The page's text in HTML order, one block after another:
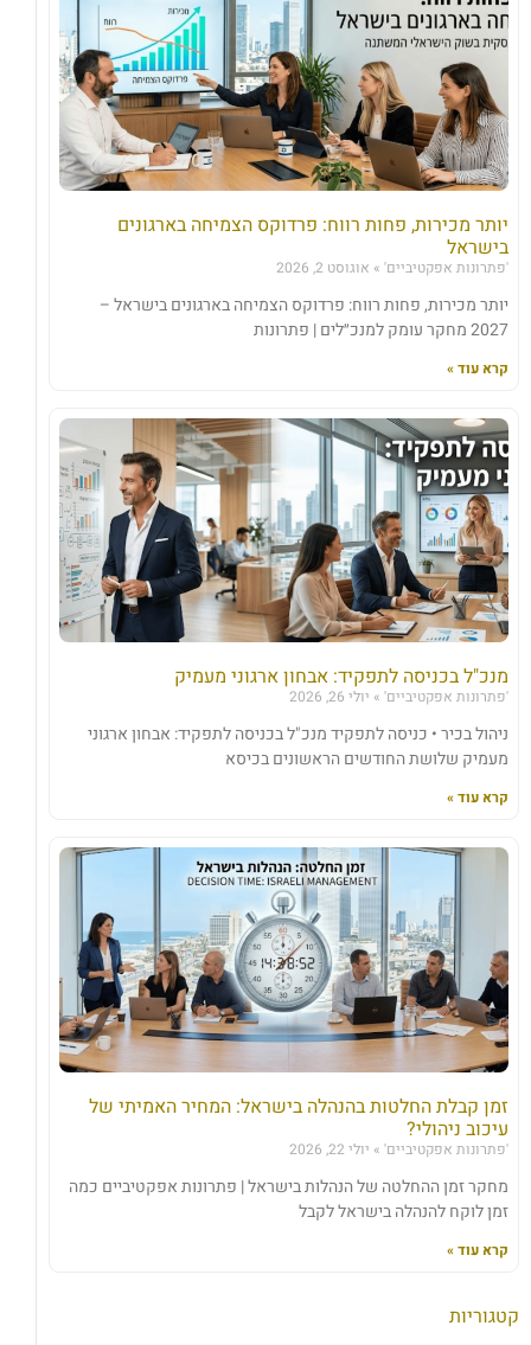
יותר מכירות, פחות רווח: פרדוקס הצמיחה בארגונים
בישראל
'פתרונות אפקטיביים' אוגוסט 2, 2026
יותר מכירות, פחות רווח: פרדוקס הצמיחה בארגונים בישראל –
2027 מחקר עומק למנכ״לים | פתרונות
קרא עוד »
מנכ"ל בכניסה לתפקיד: אבחון ארגוני מעמיק
'פתרונות אפקטיביים' יולי 26, 2026
ניהול בכיר • כניסה לתפקיד מנכ"ל בכניסה לתפקיד: אבחון ארגוני
מעמיק שלושת החודשים הראשונים בכיסא
קרא עוד »
זמן קבלת החלטות בהנהלה בישראל: המחיר האמיתי של
עיכוב ניהולי?
'פתרונות אפקטיביים' יולי 22, 2026
מחקר זמן ההחלטה של הנהלות בישראל | פתרונות אפקטיביים כמה
זמן לוקח להנהלה בישראל לקבל
קרא עוד »
קטגוריות